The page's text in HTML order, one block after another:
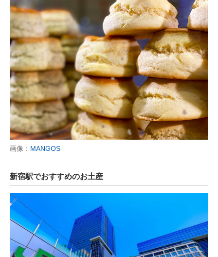
画像： MANGOS
新宿駅でおすすめのお土産